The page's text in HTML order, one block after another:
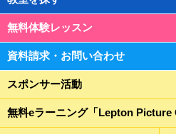
無料体験レッスン
資料請求・お問い合わせ
スポンサー活動
無料eラーニング「Lepton Picture